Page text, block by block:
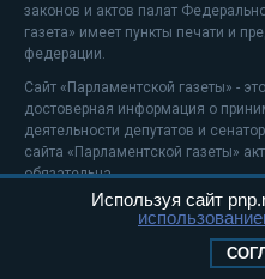
законов и актов палат
газета» имеет пункты печати и
федерации.
Сайт «Парламентской газеты» -
достоверная информация о
деятельности депутатов и
сайта «Парламентской газеты»
обязательна.
На информационном ресурсе
Положение о защите
Используя сайт